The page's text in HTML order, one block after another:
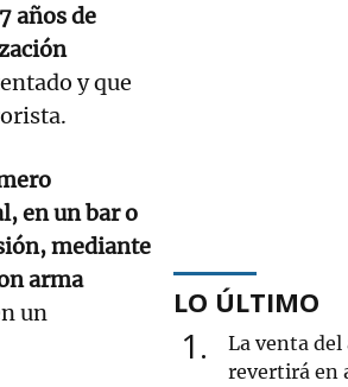
años de
y que
en un bar o
mediante
arma
un
LO ÚLTIMO
1
La venta del
revertirá en